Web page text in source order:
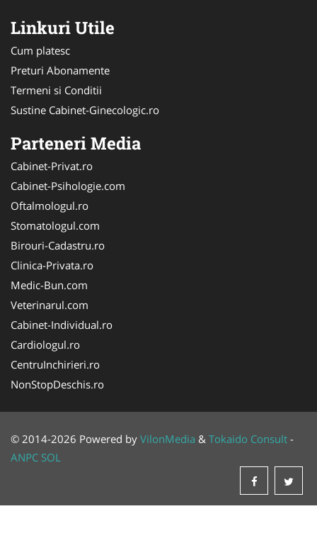
Linkuri Utile
Cum platesc
Preturi Abonamente
Termeni si Conditii
Sustine Cabinet-Ginecologic.ro
Parteneri Media
Cabinet-Privat.ro
Cabinet-Psihologie.com
Oftalmologul.ro
Stomatologul.com
Birouri-Cadastru.ro
Clinica-Privata.ro
Medic-Bun.com
Veterinarul.com
Cabinet-Individual.ro
Cardiologul.ro
CentruInchirieri.ro
NonStopDeschis.ro
© 2014-2026 Powered by VilonMedia & Tokaido Consult -
ANPC SOL